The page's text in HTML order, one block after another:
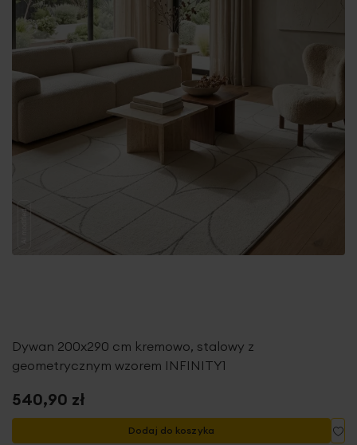
Dywan 200x290 cm kremowo, stalowy z
geometrycznym wzorem INFINITY1
540,90 zł
Dodaj do koszyka